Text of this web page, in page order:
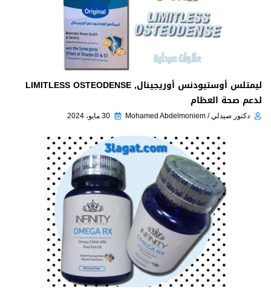
ليمتلس أوستيودنس أوريجينال, LIMITLESS OSTEODENSE
لدعم صحة العظام
دكتور صيدلي / Mohamed Abdelmoniem 30 مايو، 2024